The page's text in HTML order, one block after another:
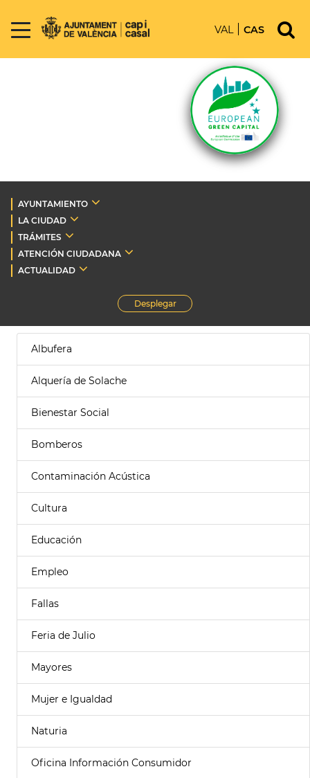
VAL CAS
AYUNTAMIENTO
LA CIUDAD
TRÁMITES
ATENCIÓN CIUDADANA
ACTUALIDAD
Desplegar
Albufera
Alquería de Solache
Bienestar Social
Bomberos
Contaminación Acústica
Cultura
Educación
Empleo
Fallas
Feria de Julio
Mayores
Mujer e Igualdad
Naturia
Oficina Información Consumidor